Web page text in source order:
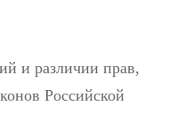
и различии прав,
Российской